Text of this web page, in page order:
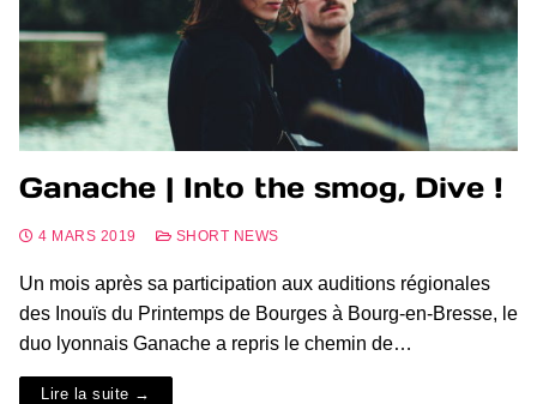
Ganache | Into the smog, Dive !
4 MARS 2019 SHORT NEWS
Un mois après sa participation aux auditions régionales
des Inouïs du Printemps de Bourges à Bourg-en-Bresse, le
duo lyonnais Ganache a repris le chemin de…
Lire la suite →